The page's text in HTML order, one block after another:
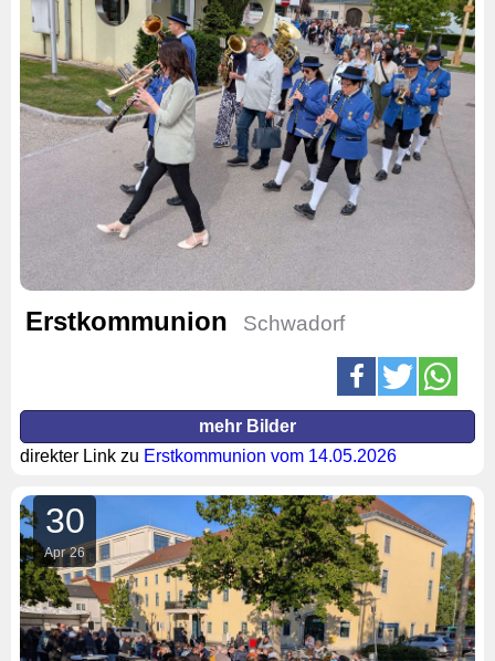
Erstkommunion Schwadorf
mehr Bilder
direkter Link zu Erstkommunion vom 14.05.2026
30
Apr 26